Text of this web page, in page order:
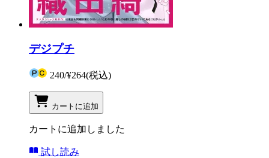
デジプチ
240/¥264(税込)
カートに追加
カートに追加しました
試し読み